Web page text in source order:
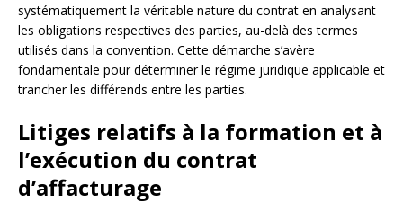
systématiquement la véritable nature du contrat en analysant
les obligations respectives des parties, au-delà des termes
utilisés dans la convention. Cette démarche s’avère
fondamentale pour déterminer le régime juridique applicable et
trancher les différends entre les parties.
Litiges relatifs à la formation et à
l’exécution du contrat
d’affacturage